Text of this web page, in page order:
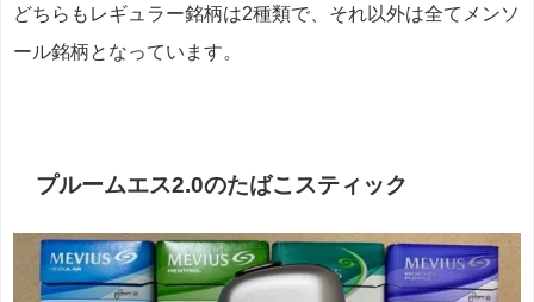
どちらもレギュラー銘柄は2種類で、それ以外は全てメンソ
ール銘柄となっています。
プルームエス2.0のたばこスティック